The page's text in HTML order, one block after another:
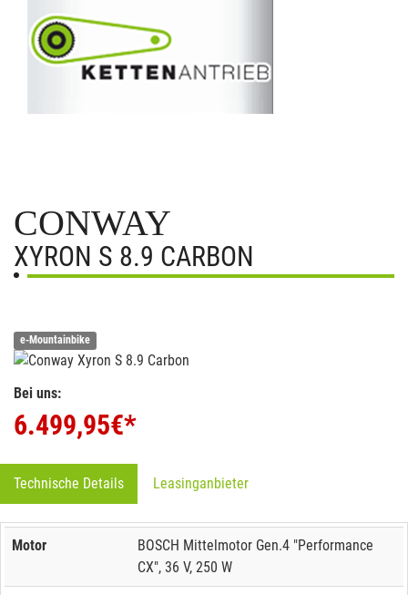
CONWAY
XYRON S 8.9 CARBON
e-Mountainbike
Bei uns:
6.499,95€*
Technische Details Leasinganbieter
Motor
BOSCH Mittelmotor Gen.4 "Performance
CX", 36 V, 250 W